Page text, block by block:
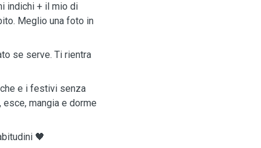
indichi + il mio di
Meglio una foto in
se serve. Ti rientra
e i festivi senza
esce, mangia e dorme
🖤